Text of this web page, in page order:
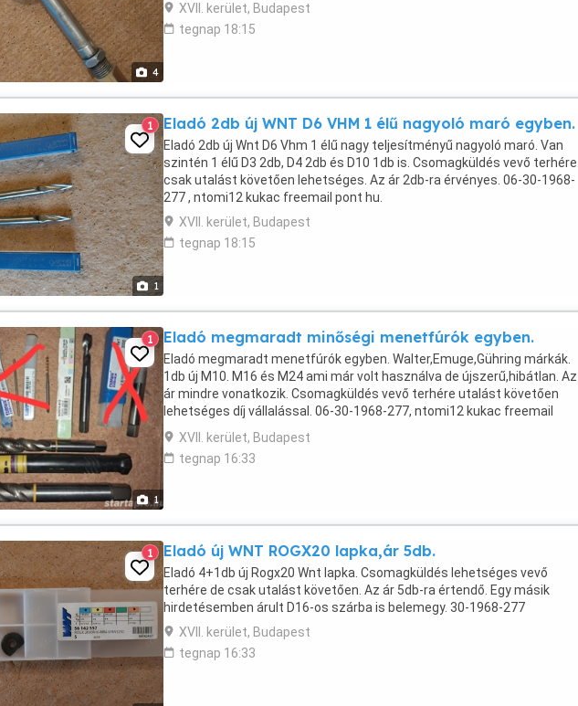
4
XVII. kerület, Budapest
tegnap 18:15
1
1 Eladó 2db új WNT D6 VHM 1 élű nagyoló maró egyben.
Eladó 2db új Wnt D6 Vhm 1 élű nagy teljesítményű nagyoló maró. Van
szintén 1 élű D3 2db, D4 2db és D10 1db is. Csomagküldés vevő terhére
csak utalást követően lehetséges. Az ár 2db-ra érvényes. 06-30-1968-
277 , ntomi12 kukac freemail pont hu.
XVII. kerület, Budapest
tegnap 18:15
1
1 Eladó megmaradt minőségi menetfúrók egyben.
Eladó megmaradt menetfúrók egyben. Walter,Emuge,Gühring márkák.
1db új M10. M16 és M24 ami már volt használva de újszerű,hibátlan. Az
ár mindre vonatkozik. Csomagküldés vevő terhére utalást követően
lehetséges díj vállalással. 06-30-1968-277, ntomi12 kukac freemail
pont hu.
XVII. kerület, Budapest
tegnap 16:33
1 Eladó új WNT ROGX20 lapka,ár 5db.
Eladó 4+1db új Rogx20 Wnt lapka. Csomagküldés lehetséges vevő
terhére de csak utalást követően. Az ár 5db-ra értendő. Egy másik
hirdetésemben árult D16-os szárba is belemegy. 30-1968-277
XVII. kerület, Budapest
tegnap 16:33